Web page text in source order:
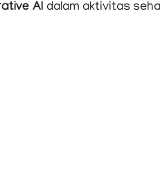
AI dalam aktivitas